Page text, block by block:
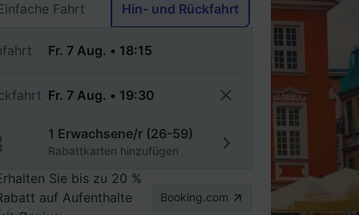
Fahrt
Hin- und Rückfahrt
1 Erwachsene/r (26-59)
Rabattkarten hinzufügen
Sie bis zu 20 %
auf Aufenthalte
Booking.com